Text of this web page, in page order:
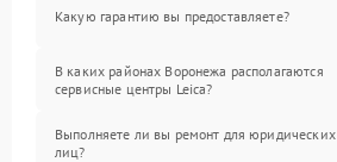
Какую гарантию вы предоставляете?
В каких районах Воронежа располагаются
сервисные центры Leica?
Выполняете ли вы ремонт для юридических
лиц?